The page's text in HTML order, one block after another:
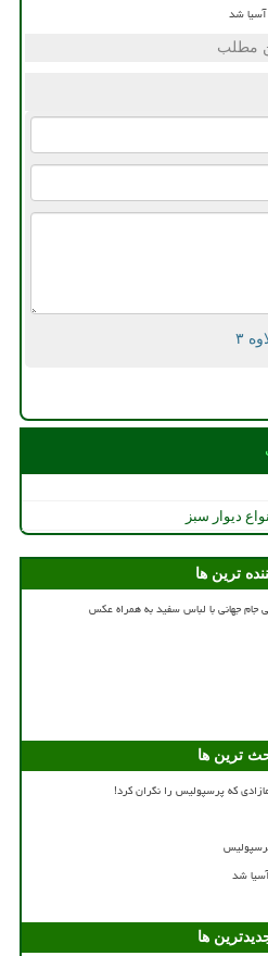
آسیا شد
مطلب
دیوار سبز
ترین ها
جهانی با لباس سفید به همراه عکس
ترین ها
که پرسپولیس را نگران کرد!
شد
ها